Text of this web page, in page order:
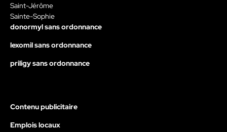
Saint-Jérôme
Sainte-Sophie
donormyl sans ordonnance
lexomil sans ordonnance
priligy sans ordonnance
Contenu publicitaire
Emplois locaux